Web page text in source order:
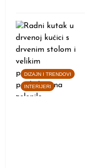
DIZAJN I TRENDOVI
INTERIJERI